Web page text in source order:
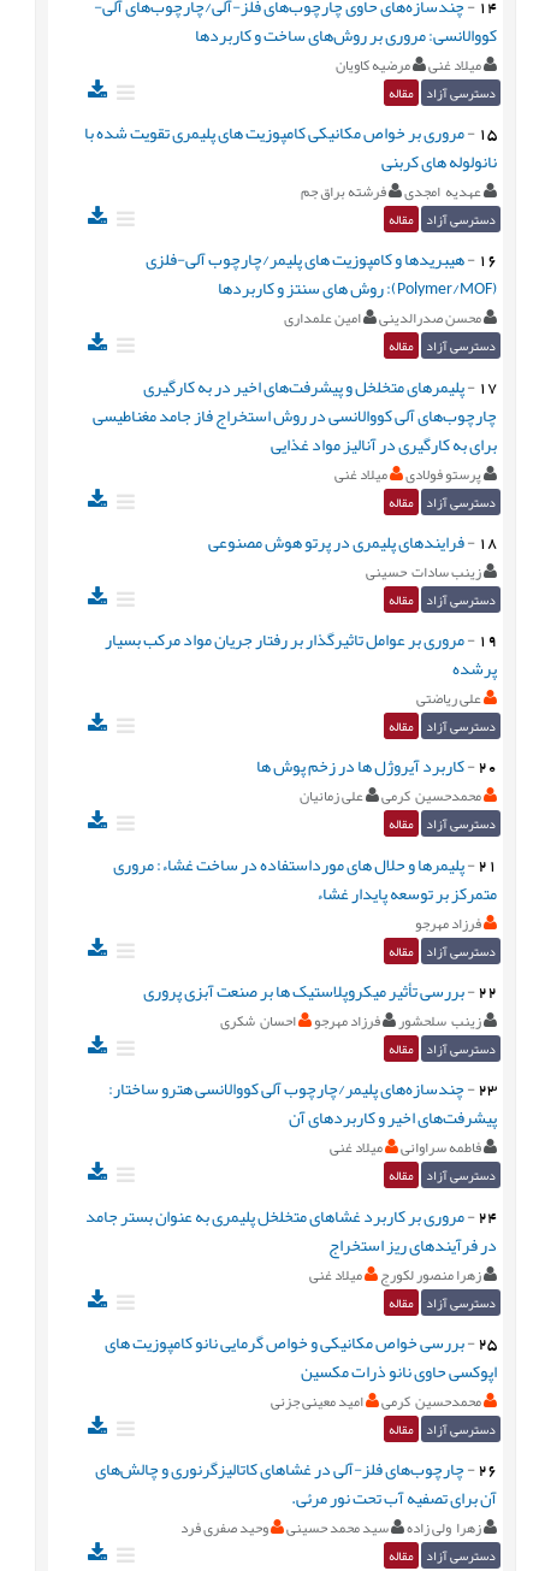
کووالانسی: مروری بر روش‌های ساخت و کاربردها
میلاد غنی مرضیه کاویان
دسترسی آزاد مقاله
15
-مروری بر خواص مکانیکی کامپوزیت های پلیمری تقویت شده با
نانولوله های کربنی
عهدیه امجدی فرشته براق جم
دسترسی آزاد مقاله
16
-هیبریدها و کامپوزیت های پلیمر/چارچوب آلی-فلزی
محسن صدرالدینی امین علمداری
دسترسی آزاد مقاله
17
-پلیمرهای متخلخل و پیشرفت‌های اخیر در به کارگیری
چارچوب‌های آلی کووالانسی در روش استخراج فاز جامد مغناطیسی
برای به کارگیری در آنالیز مواد غذایی
پرستو فولادی میلاد غنی
دسترسی آزاد مقاله
18
-فرایندهای پلیمری در پرتو هوش‌ مصنوعی
زینب سادات حسینی
دسترسی آزاد مقاله
19
-مروری بر عوامل تاثیرگذار بر رفتار جریان مواد مرکب بسیار
پرشده
علی ریاضتی
دسترسی آزاد مقاله
20
-کاربرد آیروژل ها در زخم پوش ها
محمدحسین کرمی علی زمانیان
دسترسی آزاد مقاله
21
-پلیمرها و حلال های مورداستفاده در ساخت غشاء: مروری
متمرکز بر توسعه پایدار غشاء
فرزاد مهرجو
دسترسی آزاد مقاله
22
-بررسی تأثیر میکروپلاستیک ها بر صنعت آبزی پروری
زینب سلحشور فرزاد مهرجو احسان شکری
دسترسی آزاد مقاله
23
-چندسازه‌های پلیمر/چارچوب آلی کووالانسی هترو ساختار:
پیشرفت‌های اخیر و کاربردهای آن
فاطمه سراوانی میلاد غنی
دسترسی آزاد مقاله
24
-مروری بر کاربرد غشاهای متخلخل پلیمری به عنوان بستر جامد
در فرآیندهای ریز استخراج
زهرا منصور لکورج میلاد غنی
دسترسی آزاد مقاله
25
-بررسی خواص مکانیکی و خواص گرمایی نانو کامپوزیت های
اپوکسی حاوی نانو ذرات مکسین
محمدحسین کرمی امید معینی جزنی
دسترسی آزاد مقاله
26
-چارچوب‌های فلز-آلی در غشاهای کاتالیزگرنوری و چالش‌های
آن برای تصفیه آب تحت نور مرئی.
زهرا ولی زاده سید محمد حسینی وحید صفری فرد
دسترسی آزاد مقاله